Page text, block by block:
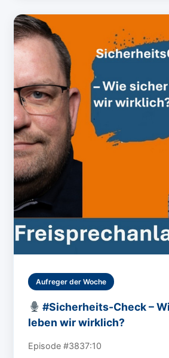
Aufreger der Woche
#Sicherheits-Check –
leben wir wirklich?
Episode #3837:10